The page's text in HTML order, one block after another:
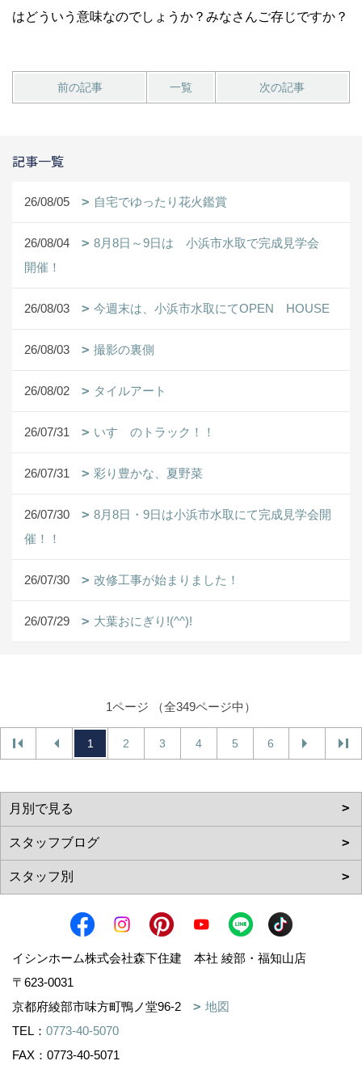
はどういう意味なのでしょうか？みなさんご存じですか？
前の記事 一覧 次の記事
記事一覧
26/08/05 自宅でゆったり花火鑑賞
26/08/04
8月8日～9日は 小浜市水取で完成見学会
開催！
26/08/03 今週末は、小浜市水取にてOPEN HOUSE
26/08/03 撮影の裏側
26/08/02 タイルアート
26/07/31 いすゞのトラック！！
26/07/31 彩り豊かな、夏野菜
26/07/30
8月8日・9日は小浜市水取にて完成見学会開
催！！
26/07/30 改修工事が始まりました！
26/07/29 大葉おにぎり!(^^)!
1ページ （全349ページ中）
1 2 3 4 5 6
イシンホーム株式会社森下住建 本社 綾部・福知山店
〒623-0031
京都府綾部市味方町鴨ノ堂96-2
地図
TEL： 0773-40-5070
FAX：0773-40-5071